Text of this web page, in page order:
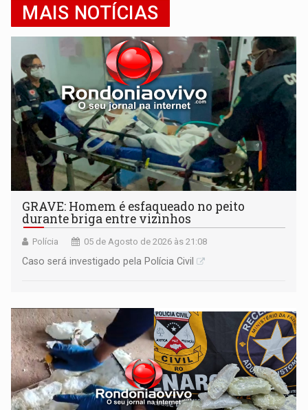
MAIS NOTÍCIAS
GRAVE: Homem é esfaqueado no peito
durante briga entre vizinhos
Polícia 05 de Agosto de 2026 às 21:08
Caso será investigado pela Polícia Civil